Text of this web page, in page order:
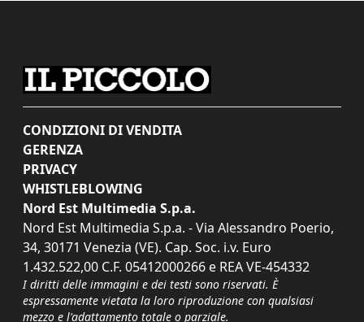
CONDIZIONI DI VENDITA
GERENZA
PRIVACY
WHISTLEBLOWING
Nord Est Multimedia S.p.a.
Nord Est Multimedia S.p.a. - Via Alessandro Poerio,
34, 30171 Venezia (VE). Cap. Soc. i.v. Euro
1.432.522,00 C.F. 05412000266 e REA VE-454332
I diritti delle immagini e dei testi sono riservati. È
espressamente vietata la loro riproduzione con qualsiasi
mezzo e l'adattamento totale o parziale.